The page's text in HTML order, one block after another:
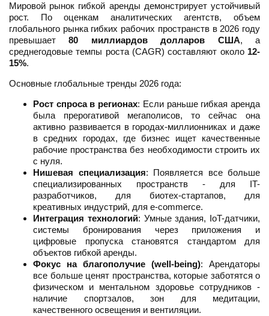
Мировой рынок гибкой аренды демонстрирует устойчивый
рост. По оценкам аналитических агентств, объем
глобального рынка гибких рабочих пространств в 2026 году
превышает80 миллиардов долларов США, а
среднегодовые темпы роста (CAGR) составляют около 12-
15%.
Основные глобальные тренды 2026 года:
Рост спроса в регионах: Если раньше гибкая аренда
была прерогативой мегаполисов, то сейчас она
активно развивается в городах-миллионниках и даже
в средних городах, где бизнес ищет качественные
рабочие пространства без необходимости строить их
с нуля.
Нишевая специализация: Появляется все больше
специализированных пространств - для IT-
разработчиков, для биотех-стартапов, для
креативных индустрий, для e-commerce.
Интеграция технологий: Умные здания, IoT-датчики,
системы бронирования через приложения и
цифровые пропуска становятся стандартом для
объектов гибкой аренды.
Фокус на благополучие (well-being): Арендаторы
все больше ценят пространства, которые заботятся о
физическом и ментальном здоровье сотрудников -
наличие спортзалов, зон для медитации,
качественного освещения и вентиляции.